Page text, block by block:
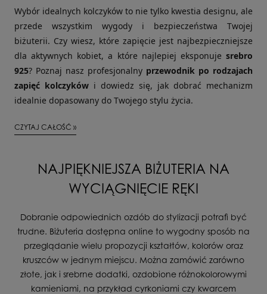
Wybór idealnych kolczyków to nie tylko kwestia designu, ale
przede wszystkim wygody i bezpieczeństwa Twojej
biżuterii. Czy wiesz, które zapięcie jest najbezpieczniejsze
dla aktywnych kobiet, a które najlepiej eksponuje srebro
925? Poznaj nasz profesjonalny przewodnik po rodzajach
zapięć kolczyków i dowiedz się, jak dobrać mechanizm
idealnie dopasowany do Twojego stylu życia.
CZYTAJ CAŁOŚĆ »
NAJPIĘKNIEJSZA BIŻUTERIA NA
WYCIĄGNIĘCIE RĘKI
Dobranie odpowiednich ozdób do stylizacji potrafi być
trudne. Biżuteria dostępna online to wygodny sposób na
przeglądanie wielu propozycji kształtów, kolorów oraz
kruszców w jednym miejscu. Można zamówić zarówno
złote, jak i srebrne dodatki, ozdobione różnokolorowymi
kamieniami, na przykład cyrkoniami czy kwarcem